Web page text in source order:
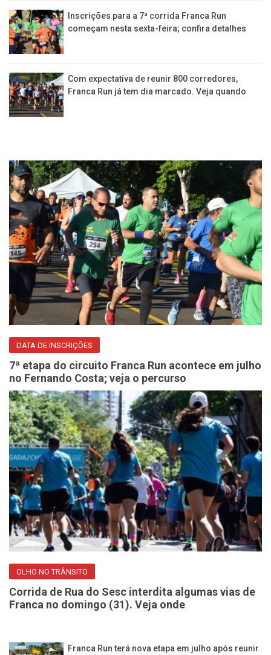
Inscrições para a 7ª corrida Franca Run
começam nesta sexta-feira; confira detalhes
Com expectativa de reunir 800 corredores,
Franca Run já tem dia marcado. Veja quando
DATA DE INSCRIÇÕES
7ª etapa do circuito Franca Run acontece em julho
no Fernando Costa; veja o percurso
OLHO NO TRÂNSITO
Corrida de Rua do Sesc interdita algumas vias de
Franca no domingo (31). Veja onde
Franca Run terá nova etapa em julho após reunir